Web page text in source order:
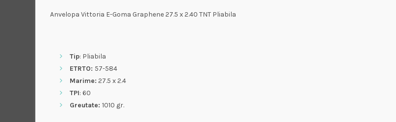
Anvelopa Vittoria E-Goma Graphene 27.5 x 2.40 TNT Pliabila
Tip: Pliabila
ETRTO: 57-584
Marime: 27.5 x 2.4
TPI: 60
Greutate: 1010 gr.